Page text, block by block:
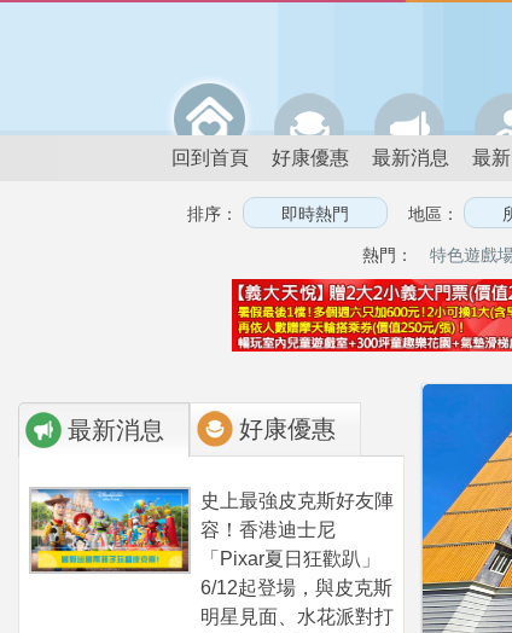
回到首頁 好康優惠 最新消息 最
排序： 地區：
熱門： 特色遊戲
最新消息 好康優惠
史上最強皮克斯好友陣
容！香港迪士尼
「Pixar夏日狂歡趴」
6/12起登場，與皮克斯
明星見面、水花派對打